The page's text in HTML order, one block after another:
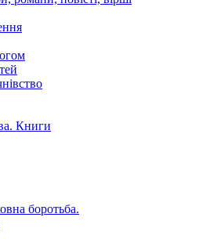
Книги
боротьба.